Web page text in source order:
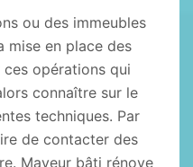
ou des immeubles
mise en place des
opérations qui
connaître sur le
techniques. Par
de contacter des
Mayeur bâti rénove